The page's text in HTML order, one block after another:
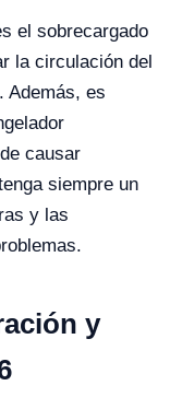
el sobrecargado
la circulación del
Además, es
causar
siempre un
y las
y